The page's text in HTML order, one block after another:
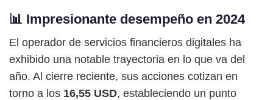
📊 Impresionante desempeño en 2024
El operador de servicios financieros digitales ha
exhibido una notable trayectoria en lo que va del
año. Al cierre reciente, sus acciones cotizan en
torno a los 16,55 USD, estableciendo un punto